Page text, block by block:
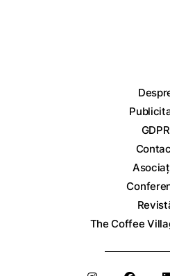
GDPR
The Coffee